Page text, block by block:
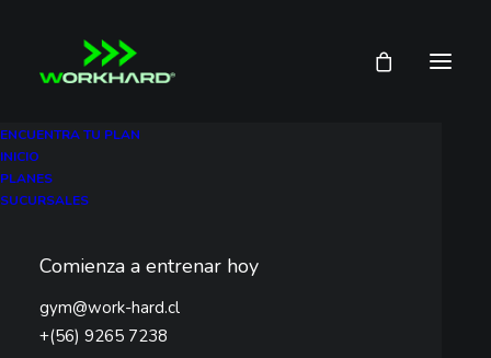
ENCUENTRA TU PLAN
INICIO
PLANES
SUCURSALES
Comienza a entrenar hoy
gym@work-hard.cl
+(56) 9265 7238
Evento de
Se parte de nuestro evento de entrenamiento junto a
Hollywood. ¡Vive con nosotros la experiencia!